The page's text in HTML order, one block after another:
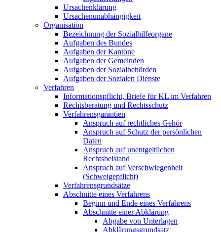
Ursachenklärung
Ursachenunabhängigkeit
Organisation
Bezeichnung der Sozialhilfeorgane
Aufgaben des Bundes
Aufgaben der Kantone
Aufgaben der Gemeinden
Aufgaben der Sozialbehörden
Aufgaben der Sozialen Dienste
Verfahren
Informationspflicht, Briefe für KL im Verfahren
Rechtsberatung und Rechtsschutz
Verfahrensgarantien
Anspruch auf rechtliches Gehör
Anspruch auf Schutz der persönlichen
Daten
Anspruch auf unentgeltlichen
Rechtsbeistand
Anspruch auf Verschwiegenheit
(Schweigepflicht)
Verfahrensgrundsätze
Abschnitte eines Verfahrens
Beginn und Ende eines Verfahrens
Abschnitte einer Abklärung
Abgabe von Unterlagen
Abklärungsgrundsatz